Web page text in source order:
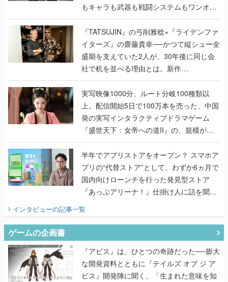
もキャラも武器も戦闘システムもワンオフ
で作り込まれた理由を両ディレクターに聞
く
『TATSUJIN』の弓削雅稔×『ライデンファ
イターズ』の齋藤貴幸──かつて縦シュー全
盛期を支えていた2人が、30年後に同じ会
社で机を並べる理由とは。新作
『TATSUJIN EXTREME』で初タッグを組
んだレジェンド2人に訊く開発秘話
実写映像1000分、ルート分岐100種類以
上。配信開始5日で100万本を売った、中国
発の実写インタラクティブドラマゲーム
『盛世天下：女帝への道II』の、規模が違
うこだわりをプロデューサーに聞いた
半年でアプリストアをオープン？ スマホア
プリの“代替ストア”として、わずか6ヵ月で
国内向けローンチを行った発見型ストア
『あっぷアリーナ！』仕掛け人に話を聞い
てみた
インタビューの記事一覧
ゲームの企画書
『アビス』は、ひとつの奇跡だった──膨大
な開発資料とともに『テイルズ オブ ジ ア
ビス』開発陣に聞く、「生まれた意味を知